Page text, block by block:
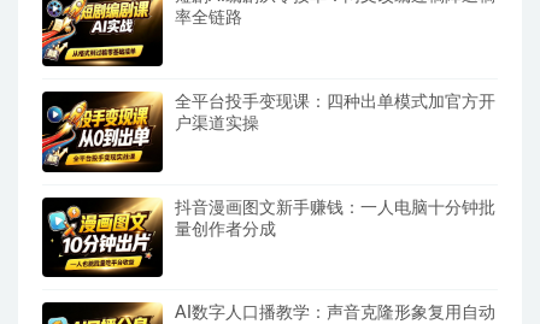
率全链路
全平台投手变现课：四种出单模式加官方开
户渠道实操
抖音漫画图文新手赚钱：一人电脑十分钟批
量创作者分成
AI数字人口播教学：声音克隆形象复用自动